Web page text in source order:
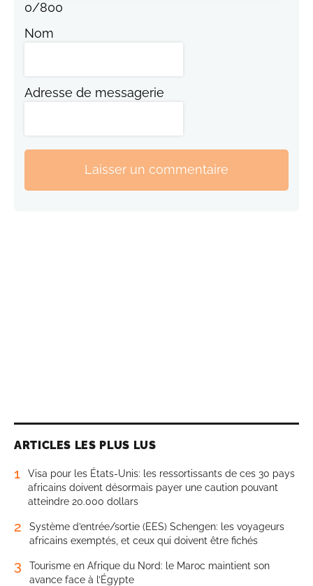
0/800
Nom
Adresse de messagerie
Laisser un commentaire
ARTICLES LES PLUS LUS
1
Visa pour les États-Unis: les ressortissants de ces 30 pays
africains doivent désormais payer une caution pouvant
atteindre 20.000 dollars
2
Système d’entrée/sortie (EES) Schengen: les voyageurs
africains exemptés, et ceux qui doivent être fichés
3
Tourisme en Afrique du Nord: le Maroc maintient son
avance face à l’Égypte